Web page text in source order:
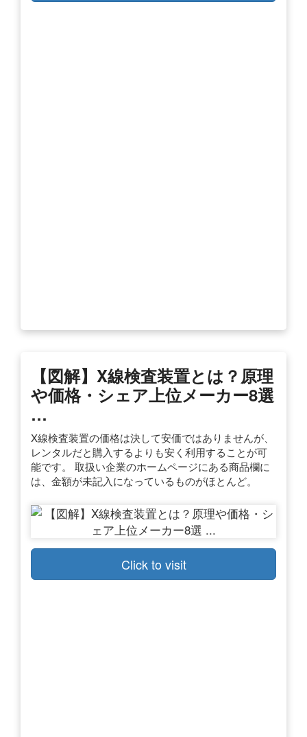
【図解】X線検査装置とは？原理
や価格・シェア上位メーカー8選
…
X線検査装置の価格は決して安価ではありませんが、
レンタルだと購入するよりも安く利用することが可
能です。 取扱い企業のホームページにある商品欄に
は、金額が未記入になっているものがほとんど。
Click to visit